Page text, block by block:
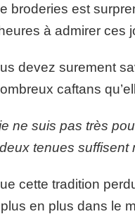
broderies est
à admirer ces
devez surement
caftans
ne suis pas très
tenues suffisent
cette tradition
plus en plus dans le